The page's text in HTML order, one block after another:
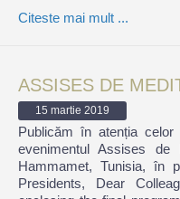
Citeste mai mult ...
ASSISES DE
15 martie 2019
Publicăm în atenția celor
evenimentul Assises
Hammamet, Tunisia, în
Presidents, Dear